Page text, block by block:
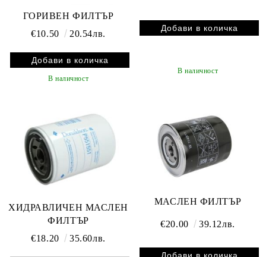
ГОРИВЕН ФИЛТЪР
€10.50
20.54лв.
В наличност
В наличност
ХИДРАВЛИЧЕН МАСЛЕН
ФИЛТЪР
€18.20
35.60лв.
МАСЛЕН ФИЛТЪР
€20.00 39.12лв.